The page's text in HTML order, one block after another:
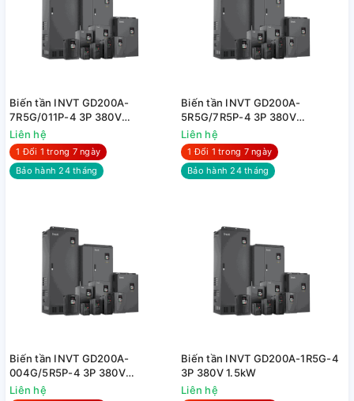
Biến tần INVT GD200A-
7R5G/011P-4 3P 380V
7.5kW/11kW
Liên hệ
1 Đổi 1 trong 7 ngày
Bảo hành 24 tháng
Biến tần INVT GD200A-
5R5G/7R5P-4 3P 380V
5.5kW(G)/7.5kW(P)
Liên hệ
1 Đổi 1 trong 7 ngày
Bảo hành 24 tháng
Biến tần INVT GD200A-
004G/5R5P-4 3P 380V
4kW/5.5kW
Liên hệ
Biến tần INVT GD200A-1R5G-4
3P 380V 1.5kW
Liên hệ